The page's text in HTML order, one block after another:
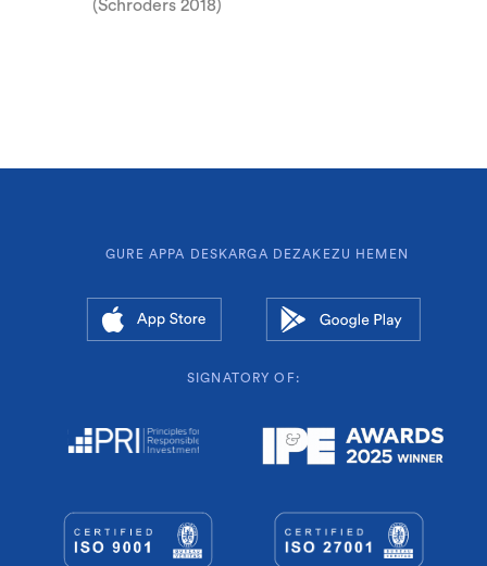
(Schroders 2018)
GURE APPA DESKARGA DEZAKEZU HEMEN
SIGNATORY OF: